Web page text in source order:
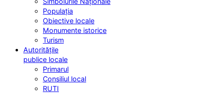
Populația
Obiective locale
Monumente istorice
Turism
Autoritățile
publice locale
Primarul
Consiliul local
RUTI